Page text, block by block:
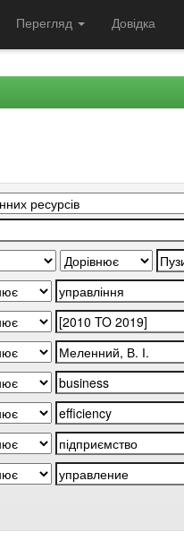
Перегляд Довідка